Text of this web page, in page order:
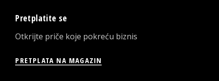
Pretplatite se
Otkrijte priče koje pokreću biznis
PRETPLATA NA MAGAZIN